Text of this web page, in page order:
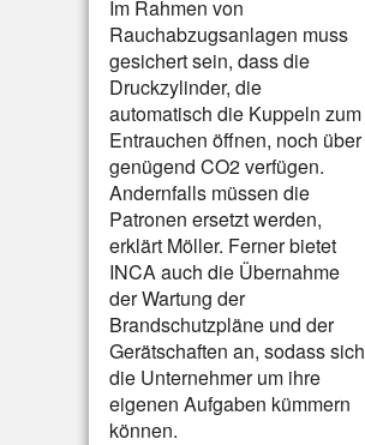
Im Rahmen von
Rauchabzugsanlagen muss
gesichert sein, dass die
Druckzylinder, die
automatisch die Kuppeln zum
Entrauchen öffnen, noch über
genügend CO2 verfügen.
Andernfalls müssen die
Patronen ersetzt werden,
erklärt Möller. Ferner bietet
INCA auch die Übernahme
der Wartung der
Brandschutzpläne und der
Gerätschaften an, sodass sich
die Unternehmer um ihre
eigenen Aufgaben kümmern
können.